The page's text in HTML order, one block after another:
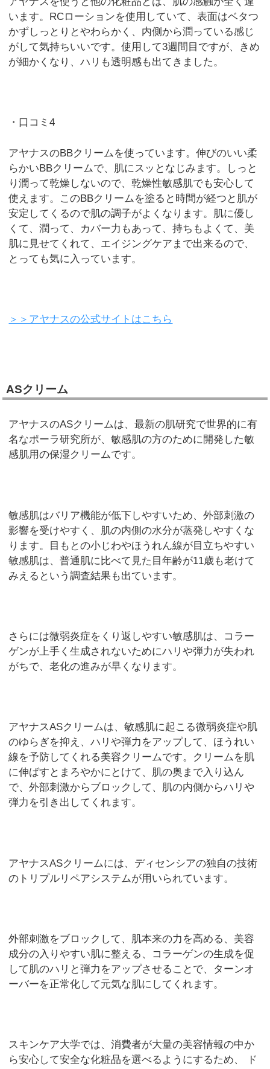
います。RCローションを使用していて、表面はベタつ
かずしっとりとやわらかく、内側から潤っている感じ
がして気持ちいいです。使用して3週間目ですが、きめ
が細かくなり、ハリも透明感も出てきました。
・口コミ4
アヤナスのBBクリームを使っています。伸びのいい柔
らかいBBクリームで、肌にスッとなじみます。しっと
り潤って乾燥しないので、乾燥性敏感肌でも安心して
使えます。このBBクリームを塗ると時間が経つと肌が
安定してくるので肌の調子がよくなります。肌に優し
くて、潤って、カバー力もあって、持ちもよくて、美
肌に見せてくれて、エイジングケアまで出来るので、
とっても気に入っています。
＞＞アヤナスの公式サイトはこちら
ASクリーム
アヤナスのASクリームは、最新の肌研究で世界的に有
名なポーラ研究所が、敏感肌の方のために開発した敏
感肌用の保湿クリームです。
敏感肌はバリア機能が低下しやすいため、外部刺激の
影響を受けやすく、肌の内側の水分が蒸発しやすくな
ります。目もとの小じわやほうれん線が目立ちやすい
敏感肌は、普通肌に比べて見た目年齢が11歳も老けて
みえるという調査結果も出ています。
さらには微弱炎症をくり返しやすい敏感肌は、コラー
ゲンが上手く生成されないためにハリや弾力が失われ
がちで、老化の進みが早くなります。
アヤナスASクリームは、敏感肌に起こる微弱炎症や肌
のゆらぎを抑え、ハリや弾力をアップして、ほうれい
線を予防してくれる美容クリームです。クリームを肌
に伸ばすとまろやかにとけて、肌の奥まで入り込ん
で、外部刺激からブロックして、肌の内側からハリや
弾力を引き出してくれます。
アヤナスASクリームには、ディセンシアの独自の技術
のトリプルリペアシステムが用いられています。
外部刺激をブロックして、肌本来の力を高める、美容
成分の入りやすい肌に整える、コラーゲンの生成を促
して肌のハリと弾力をアップさせることで、ターンオ
ーバーを正常化して元気な肌にしてくれます。
スキンケア大学では、消費者が大量の美容情報の中か
ら安心して安全な化粧品を選べるようにするため、 ド